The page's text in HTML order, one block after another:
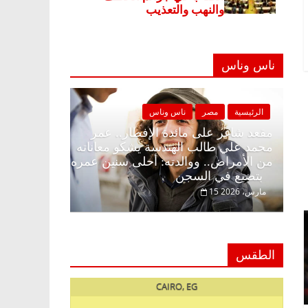
ناس وناس
الرئيسية مصر
مقعد شاغر على مائدة
محمد علي طالب الهندسة
من الأمراض.. ووالدته:
بتضيع في السجن
15 مارس، 2026
ناس وناس
على الإفطار وبلكونة بلا زينة
د. عبدالخالق فاروق خبير
في انتظار حلم الحرية ولمة
الطقس
CAIRO, EG